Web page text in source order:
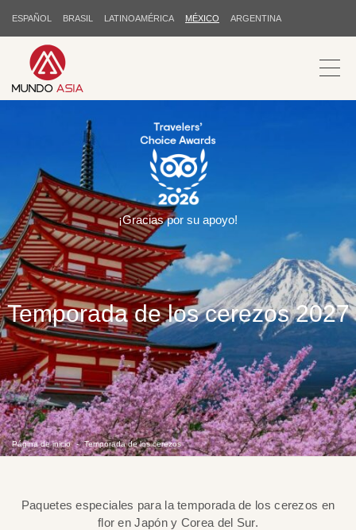
ESPAÑOL BRASIL LATINOAMÉRICA MÉXICO ARGENTINA
Temporada de los cerezos 2027
Página de inicio Temporada de los cerezos
¡Gracias por su apoyo!
Paquetes especiales para la temporada de los cerezos en
flor en Japón y Corea del Sur.